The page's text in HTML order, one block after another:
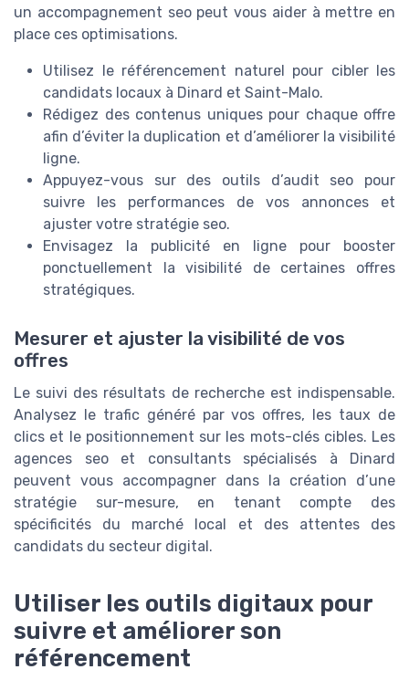
un accompagnement seo peut vous aider à mettre en
place ces optimisations.
Utilisez le référencement naturel pour cibler les
candidats locaux à Dinard et Saint-Malo.
Rédigez des contenus uniques pour chaque offre
afin d’éviter la duplication et d’améliorer la visibilité
ligne.
Appuyez-vous sur des outils d’audit seo pour
suivre les performances de vos annonces et
ajuster votre stratégie seo.
Envisagez la publicité en ligne pour booster
ponctuellement la visibilité de certaines offres
stratégiques.
Mesurer et ajuster la visibilité de vos
offres
Le suivi des résultats de recherche est indispensable.
Analysez le trafic généré par vos offres, les taux de
clics et le positionnement sur les mots-clés cibles. Les
agences seo et consultants spécialisés à Dinard
peuvent vous accompagner dans la création d’une
stratégie sur-mesure, en tenant compte des
spécificités du marché local et des attentes des
candidats du secteur digital.
Utiliser les outils digitaux pour
suivre et améliorer son
référencement